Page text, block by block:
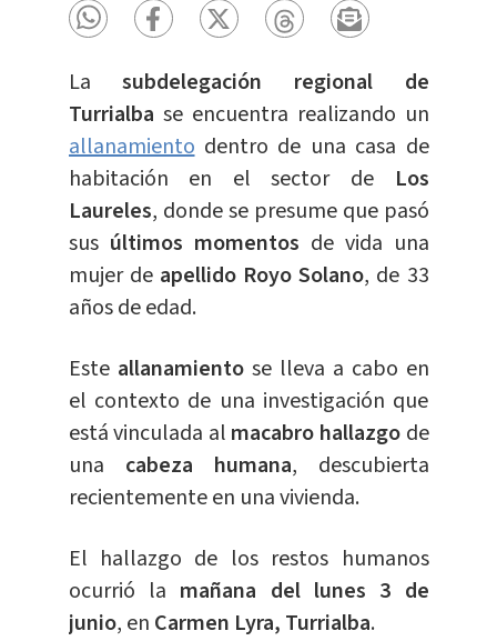
Lasubdelegación regional de
Turrialba se encuentra realizando un
allanamientodentro de una casa de
habitación en el sector de Los
Laureles, donde se presume que pasó
sus últimos momentos de vida una
mujer de apellido Royo Solano, de 33
años de edad.
Este allanamiento se lleva a cabo en
el contexto de una investigación que
está vinculada al macabro hallazgode
una cabeza humana, descubierta
recientemente en una vivienda.
El hallazgo de los restos humanos
ocurrió la mañana del lunes 3 de
junio, en Carmen Lyra, Turrialba.